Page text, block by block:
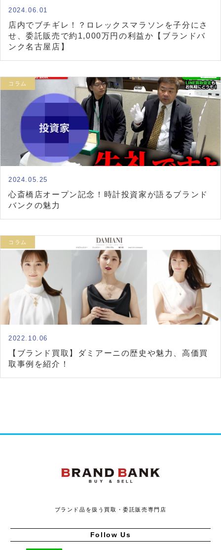
2024.06.01
店内でブチギレ！？ロレックスマラソンを子分にさ
せ、委託販売で約1,000万円の利益か【ブランドバ
ンク名古屋店】
コラム
2024.05.25
心斎橋店オープン記念！時計投資家が語るブランド
バンクの魅力
コラム
2022.10.06
【ブランド買取】ダミアーニの歴史や魅力、高価買
取事例を紹介！
ブランド品を扱う買取・委託販売専門店
Follow Us